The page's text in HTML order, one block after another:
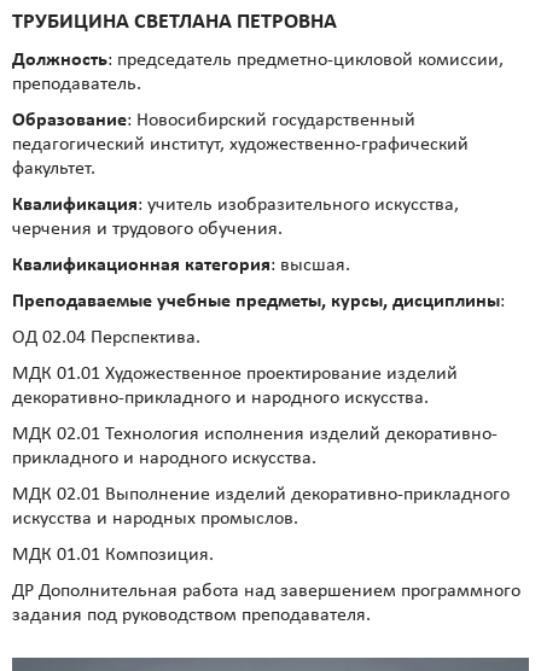
ТРУБИЦИНА СВЕТЛАНА ПЕТРОВНА
Должность: председатель предметно-цикловой комиссии,
преподаватель.
Образование: Новосибирский государственный
педагогический институт, художественно-графический
факультет.
Квалификация: учитель изобразительного искусства,
черчения и трудового обучения.
Квалификационная категория: высшая.
Преподаваемые учебные предметы, курсы, дисциплины:
ОД 02.04 Перспектива.
МДК 01.01 Художественное проектирование изделий
декоративно-прикладного и народного искусства.
МДК 02.01 Технология исполнения изделий декоративно-
прикладного и народного искусства.
МДК 02.01 Выполнение изделий декоративно-прикладного
искусства и народных промыслов.
МДК 01.01 Композиция.
ДР Дополнительная работа над завершением программного
задания под руководством преподавателя.